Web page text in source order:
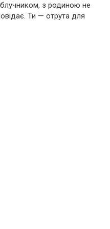
з родиною не
Ти — отрута для